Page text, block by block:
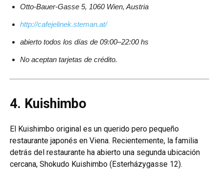
Otto-Bauer-Gasse 5, 1060 Wien, Austria
http://cafejelinek.steman.at/
abierto todos los días de 09:00–22:00 hs
No aceptan tarjetas de crédito.
4. Kuishimbo
El Kuishimbo original es un querido pero pequeño
restaurante japonés en Viena. Recientemente, la familia
detrás del restaurante ha abierto una segunda ubicación
cercana, Shokudo Kuishimbo (Esterházygasse 12).